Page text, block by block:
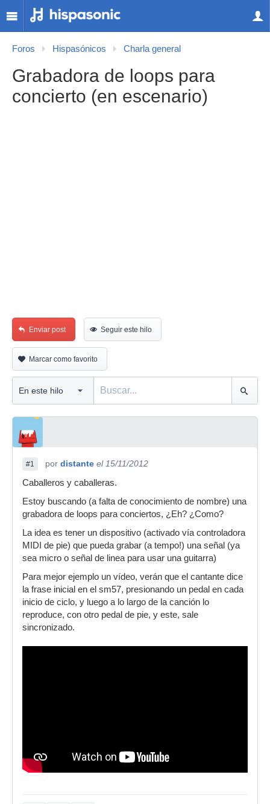
Foros Hispasónicos Charla general
Grabadora de loops para
concierto (en escenario)
Enviar post Seguir este hilo
Marcar como favorito
#1 por distante el 15/11/2012
Caballeros y caballeras.
Estoy buscando (a falta de conocimiento de nombre) una
grabadora de loops para conciertos, ¿Eh? ¿Como?
La idea es tener un dispositivo (activado vía controladora
MIDI de pie) que pueda grabar (a tempo!) una señal (ya
sea micro o señal de linea para usar una guitarra)
Para mejor ejemplo un vídeo, verán que el cantante dice
la frase inicial en el sm57, presionando un pedal en cada
inicio de ciclo, y luego a lo largo de la canción lo
reproduce, con otro pedal de pie, y este, sale
sincronizado.